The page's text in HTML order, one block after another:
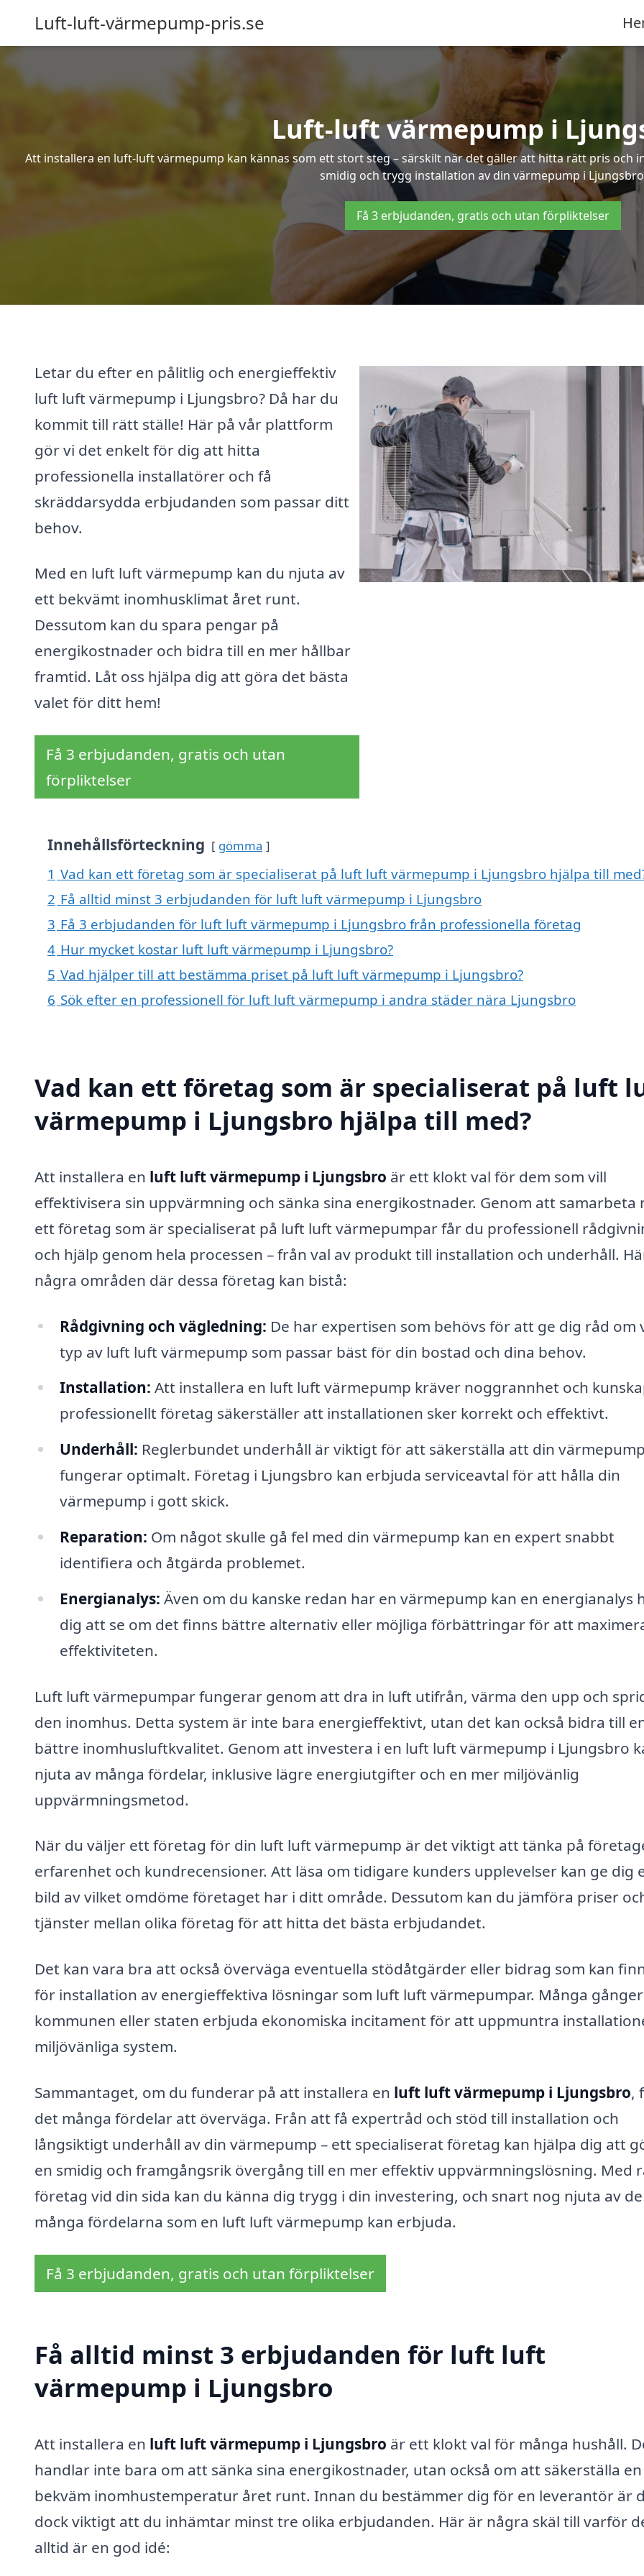
Luft-luft-värmepump-pris.se
Luft-luft värmepump i
Att installera en luft-luft värmepump kan kännas som ett stort steg – särskilt när det gäller att hitta rätt pris och
smidig och trygg installation av din värmepump i
Få 3 erbjudanden, gratis och utan förpliktelser
Letar du efter en pålitlig och energieffektiv
luft luft värmepump i Ljungsbro? Då har du
kommit till rätt ställe! Här på vår plattform
gör vi det enkelt för dig att hitta
professionella installatörer och få
skräddarsydda erbjudanden som passar ditt
behov.
Med en luft luft värmepump kan du njuta av
ett bekvämt inomhusklimat året runt.
Dessutom kan du spara pengar på
energikostnader och bidra till en mer hållbar
framtid. Låt oss hjälpa dig att göra det bästa
valet för ditt hem!
Få 3 erbjudanden, gratis och utan
förpliktelser
Innehållsförteckning gömma
1 Vad kan ett företag som är specialiserat på luft luft värmepump i Ljungsbro hjälpa till
2 Få alltid minst 3 erbjudanden för luft luft värmepump i Ljungsbro
3 Få 3 erbjudanden för luft luft värmepump i Ljungsbro från professionella företag
4 Hur mycket kostar luft luft värmepump i Ljungsbro?
5 Vad hjälper till att bestämma priset på luft luft värmepump i Ljungsbro?
6 Sök efter en professionell för luft luft värmepump i andra städer nära Ljungsbro
Vad kan ett företag som är specialiserat på luft
värmepump i Ljungsbro hjälpa till med?
Att installera en luft luft värmepump i Ljungsbro är ett klokt val för dem som vill
effektivisera sin uppvärmning och sänka sina energikostnader. Genom att samarbeta
ett företag som är specialiserat på luft luft värmepumpar får du professionell
och hjälp genom hela processen – från val av produkt till installation och underhåll.
några områden där dessa företag kan bistå:
Rådgivning och vägledning: De har expertisen som behövs för att ge dig råd om
typ av luft luft värmepump som passar bäst för din bostad och dina behov.
Installation: Att installera en luft luft värmepump kräver noggrannhet och
professionellt företag säkerställer att installationen sker korrekt och effektivt.
Underhåll: Reglerbundet underhåll är viktigt för att säkerställa att din
fungerar optimalt. Företag i Ljungsbro kan erbjuda serviceavtal för att hålla din
värmepump i gott skick.
Reparation: Om något skulle gå fel med din värmepump kan en expert snabbt
identifiera och åtgärda problemet.
Energianalys: Även om du kanske redan har en värmepump kan en energianalys
dig att se om det finns bättre alternativ eller möjliga förbättringar för att
effektiviteten.
Luft luft värmepumpar fungerar genom att dra in luft utifrån, värma den upp och
den inomhus. Detta system är inte bara energieffektivt, utan det kan också bidra till
bättre inomhusluftkvalitet. Genom att investera i en luft luft värmepump i Ljungsbro
njuta av många fördelar, inklusive lägre energiutgifter och en mer miljövänlig
uppvärmningsmetod.
När du väljer ett företag för din luft luft värmepump är det viktigt att tänka på
erfarenhet och kundrecensioner. Att läsa om tidigare kunders upplevelser kan ge dig
bild av vilket omdöme företaget har i ditt område. Dessutom kan du jämföra priser
tjänster mellan olika företag för att hitta det bästa erbjudandet.
Det kan vara bra att också överväga eventuella stödåtgärder eller bidrag som kan
för installation av energieffektiva lösningar som luft luft värmepumpar. Många
kommunen eller staten erbjuda ekonomiska incitament för att uppmuntra
miljövänliga system.
Sammantaget, om du funderar på att installera en luft luft värmepump i Ljungsbro,
det många fördelar att överväga. Från att få expertråd och stöd till installation och
långsiktigt underhåll av din värmepump – ett specialiserat företag kan hjälpa dig att
en smidig och framgångsrik övergång till en mer effektiv uppvärmningslösning. Med
företag vid din sida kan du känna dig trygg i din investering, och snart nog njuta av de
många fördelarna som en luft luft värmepump kan erbjuda.
Få 3 erbjudanden, gratis och utan förpliktelser
Få alltid minst 3 erbjudanden för luft luft
värmepump i Ljungsbro
Att installera en luft luft värmepump i Ljungsbro är ett klokt val för många hushåll.
handlar inte bara om att sänka sina energikostnader, utan också om att säkerställa en
bekväm inomhustemperatur året runt. Innan du bestämmer dig för en leverantör är
dock viktigt att du inhämtar minst tre olika erbjudanden. Här är några skäl till varför
alltid är en god idé: